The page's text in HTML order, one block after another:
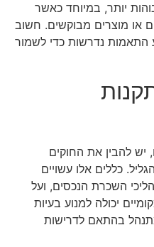
יותר, במיוחד כאשר
או מוצרים מבוקשים. חשוב
התאמות נדרשות כדי לשמור
להבין את החוקים
כללים אלו עשויים
השכרת הנכסים, ועל
יכולה למנוע בעיות
בהתאם לדרישות